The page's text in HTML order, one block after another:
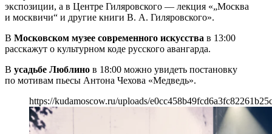
экспозиции, а в Центре Гиляровского — лекция «„Москва
и москвичи“ и другие книги В. А. Гиляровского».
В Московском музее современного искусства в 13:00
расскажут о культурном коде русского авангарда.
В усадьбе Люблино в 18:00 можно увидеть постановку
по мотивам пьесы Антона Чехова «Медведь».
https://kudamoscow.ru/uploads/